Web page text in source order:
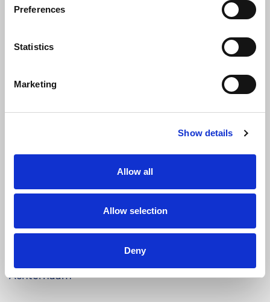
Preferences
Statistics
Marketing
Show details
Allow all
Allow selection
Deny
Voornaam
Achternaam